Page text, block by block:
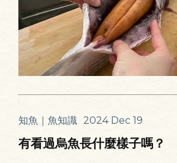
知魚｜魚知識 2024 Dec 19
有看過烏魚長什麼樣子嗎？